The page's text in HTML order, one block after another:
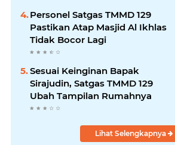
Personel Satgas TMMD 129
Pastikan Atap Masjid Al Ikhlas
Tidak Bocor Lagi
Sesuai Keinginan Bapak
Sirajudin, Satgas TMMD 129
Ubah Tampilan Rumahnya
Lihat Selengkapnya